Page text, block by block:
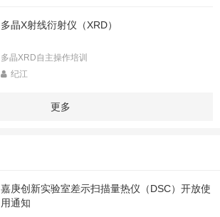
多晶X射线衍射仪（XRD）
多晶XRD自主操作培训
纪江
更多
嘉庚创新实验室差示扫描量热仪（DSC）开放使
用通知